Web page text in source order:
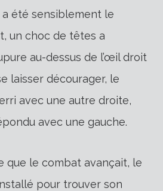
été sensiblement le
un choc de têtes a
au-dessus de l’œil droit
laisser décourager, le
avec une autre droite,
avec une gauche.
que le combat avançait, le
pour trouver son